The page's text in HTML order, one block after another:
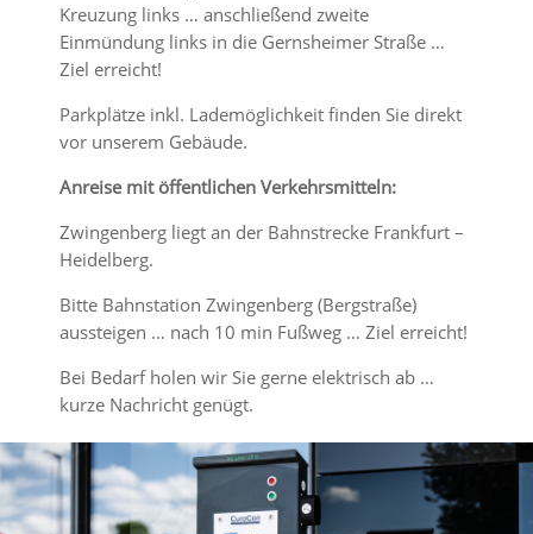
Kreuzung links … anschließend zweite
Einmündung links in die Gernsheimer Straße …
Ziel erreicht!
Parkplätze inkl. Lademöglichkeit finden Sie direkt
vor unserem Gebäude.
Anreise mit öffentlichen Verkehrsmitteln:
Zwingenberg liegt an der Bahnstrecke Frankfurt –
Heidelberg.
Bitte Bahnstation Zwingenberg (Bergstraße)
aussteigen … nach 10 min Fußweg … Ziel erreicht!
Bei Bedarf holen wir Sie gerne elektrisch ab …
kurze Nachricht genügt.